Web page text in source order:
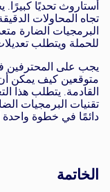
أستاروث تحديًا
تجاه المحاولات
البرمجيات الضارة
للحملة ويتطلب
يجب على المحترفين
متوقعين كيف يمكن أن
القادمة. يتطلب هذا
تقنيات البرمجيات
دائمًا في خطوة واحدة
الخاتمة